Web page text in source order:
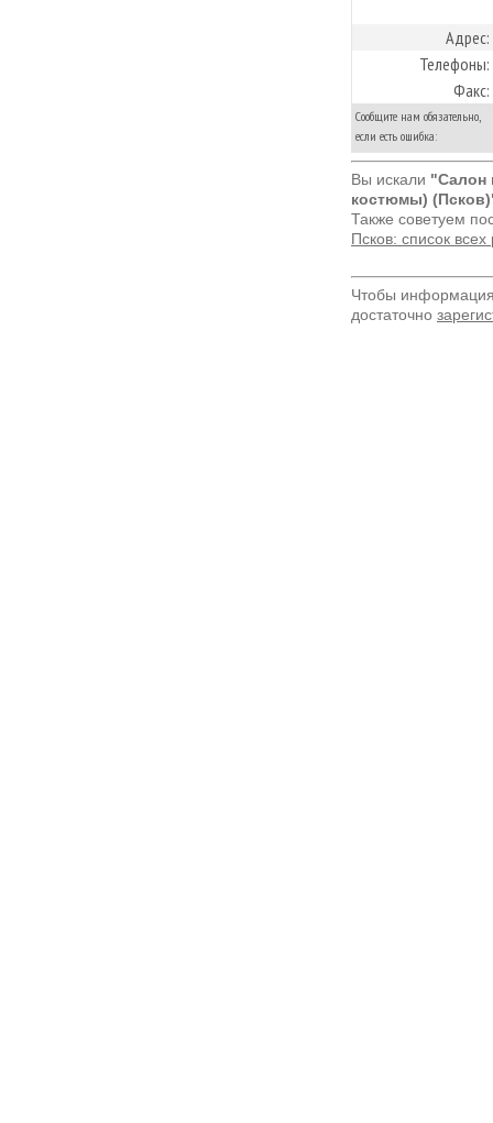
Адрес:
Телефоны:
Факс:
Сообщите нам обязательно,
если есть ошибка:
Вы искали "Салон
костюмы)
Также советуем
Псков: список
Чтобы
достаточно